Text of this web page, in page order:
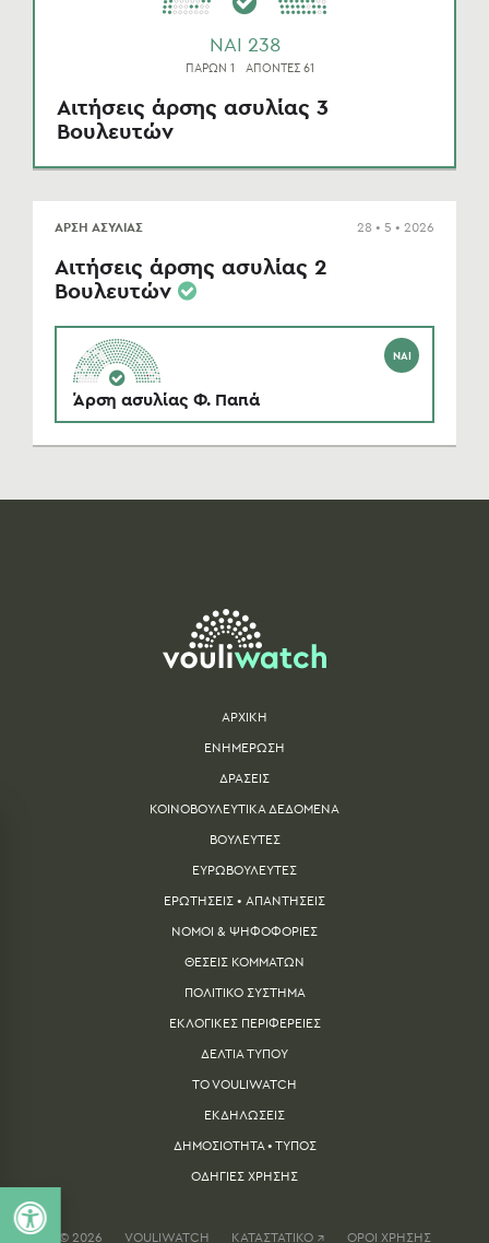
NAI 238
ΠΑΡΩΝ 1 ΑΠΟΝΤΕΣ 61
Αιτήσεις άρσης ασυλίας 3
Βουλευτών
ΑΡΣΗ ΑΣΥΛΙΑΣ 28 • 5 • 2026
Αιτήσεις άρσης ασυλίας 2
Βουλευτών
ΝΑΙ
Άρση ασυλίας Φ. Παπά
ΑΡΧΙΚΗ
ΕΝΗΜΕΡΩΣΗ
ΔΡΑΣΕΙΣ
ΚΟΙΝΟΒΟΥΛΕΥΤΙΚΑ ΔΕΔΟΜΕΝΑ
ΒΟΥΛΕΥΤΕΣ
ΕΥΡΩΒΟΥΛΕΥΤΕΣ
ΕΡΩΤΗΣΕΙΣ • ΑΠΑΝΤΗΣΕΙΣ
ΝΟΜΟΙ & ΨΗΦΟΦΟΡΙΕΣ
ΘΕΣΕΙΣ ΚΟΜΜΑΤΩΝ
ΠΟΛΙΤΙΚΟ ΣΥΣΤΗΜΑ
ΕΚΛΟΓΙΚΕΣ ΠΕΡΙΦΕΡΕΙΕΣ
ΔΕΛΤΙA ΤΥΠΟΥ
TO VOULIWATCH
ΕΚΔΗΛΩΣΕΙΣ
ΔΗΜΟΣΙΟΤΗΤΑ • ΤΥΠΟΣ
ΟΔΗΓΙΕΣ ΧΡΗΣΗΣ
© 2026 VOULIWATCH ΚΑΤΑΣΤΑΤΙΚΟ ↗ ΟΡΟΙ ΧΡΗΣΗΣ